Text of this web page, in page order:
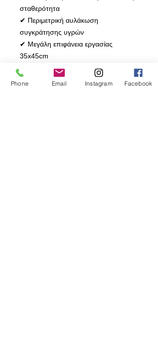
σταθερότητα
✔ Περιμετρική αυλάκωση
συγκράτησης υγρών
✔ Μεγάλη επιφάνεια εργασίας
35x45cm
✔ Ιδανικό για κρέας, λαχανικά &
φρούτα
Phone Email Instagram Facebook